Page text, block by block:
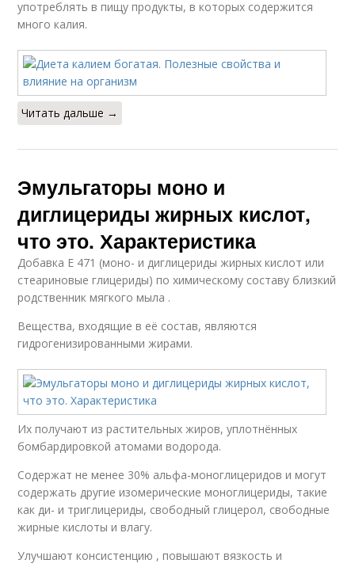
употреблять в пищу продукты, в которых содержится
много калия.
Читать дальше →
Эмульгаторы моно и
диглицериды жирных кислот,
что это. Характеристика
Добавка E 471 (моно- и диглицериды жирных кислот или
стеариновые глицериды) по химическому составу близкий
родственник мягкого мыла .
Вещества, входящие в её состав, являются
гидрогенизированными жирами.
Их получают из растительных жиров, уплотнённых
бомбардировкой атомами водорода.
Содержат не менее 30% альфа-моноглицеридов и могут
содержать другие изомерические моноглицериды, такие
как ди- и триглицериды, свободный глицерол, свободные
жирные кислоты и влагу.
Улучшают консистенцию , повышают вязкость и